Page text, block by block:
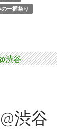
一握祭り
渋谷